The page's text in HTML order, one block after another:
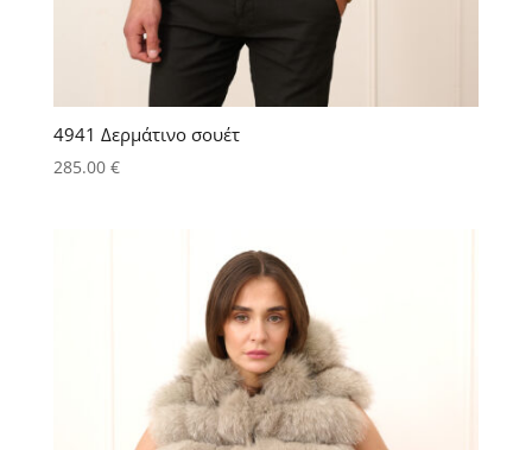
4941 Δερμάτινο σουέτ
285.00 €